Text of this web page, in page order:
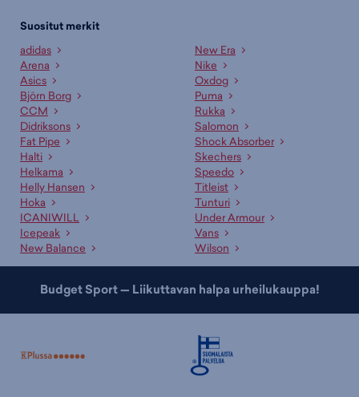
Suositut merkit
adidas
Arena
Asics
Björn Borg
CCM
Didriksons
Fat Pipe
Halti
Helkama
Helly Hansen
Hoka
ICANIWILL
Icepeak
New Balance
New Era
Nike
Oxdog
Puma
Rukka
Salomon
Shock Absorber
Skechers
Speedo
Titleist
Tunturi
Under Armour
Vans
Wilson
Budget Sport — Liikuttavan halpa urheilukauppa!